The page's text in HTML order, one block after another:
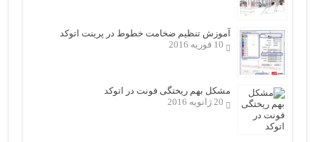
آموزش تنظیم ضخامت خطوط در پرینت اتوکد
10 فوریه 2016
مشکل بهم ریختگی فونت در اتوکد
20 ژانویه 2016